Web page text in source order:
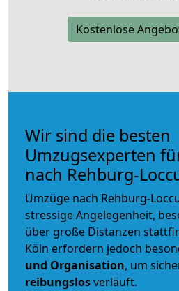
Kostenlose
Wir sind die besten
Umzugsexperten
nach Rehburg-
Umzüge nach Rehburg-
stressige Angelegenheit,
über große Distanzen
Köln erfordern jedoch
und Organisation, um
reibungslosverläuft.